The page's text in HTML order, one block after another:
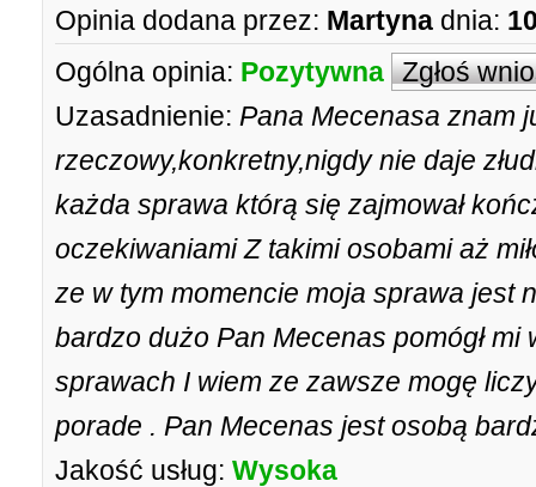
Opinia dodana przez: Martyna dnia:
Ogólna opinia: Pozytywna Zgłoś
Uzasadnienie: Pana Mecenasa znam
rzeczowy,konkretny,nigdy nie daje
każda sprawa którą się zajmował
oczekiwaniami Z takimi osobami aż
ze w tym momencie moja sprawa jest
bardzo dużo Pan Mecenas pomógł
sprawach I wiem ze zawsze mogę
porade . Pan Mecenas jest osobą
Jakość usług: Wysoka